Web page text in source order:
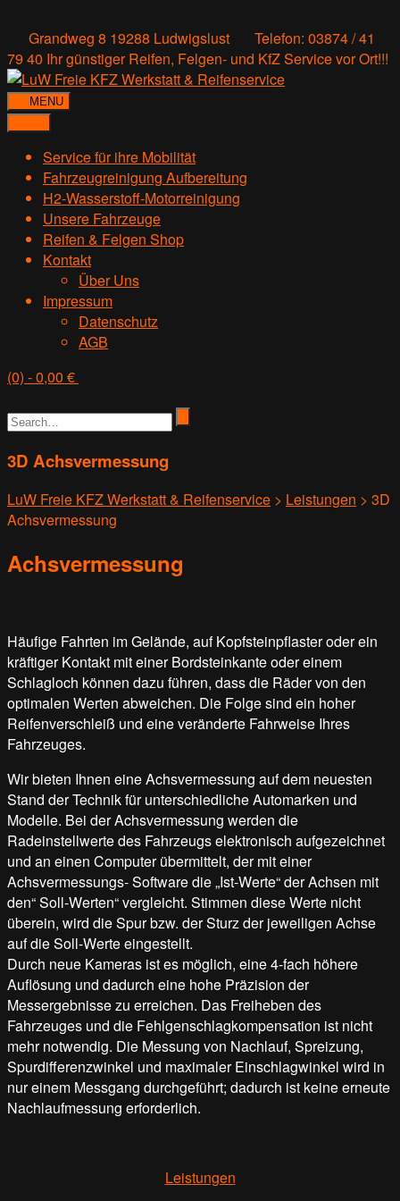
Grandweg 8 19288 Ludwigslust
Telefon: 03874 / 41
79 40 Ihr günstiger Reifen, Felgen- und KfZ Service vor Ort!!!
MENU
Service für ihre Mobilität
Fahrzeugreinigung Aufbereitung
H2-Wasserstoff-Motorreinigung
Unsere Fahrzeuge
Reifen & Felgen Shop
Kontakt
Über Uns
Impressum
Datenschutz
AGB
(0) - 0,00 €
3D Achsvermessung
LuW Freie KFZ Werkstatt & Reifenservice > Leistungen > 3D
Achsvermessung
Achsvermessung
Häufige Fahrten im Gelände, auf Kopfsteinpflaster oder ein
kräftiger Kontakt mit einer Bordsteinkante oder einem
Schlagloch können dazu führen, dass die Räder von den
optimalen Werten abweichen. Die Folge sind ein hoher
Reifenverschleiß und eine veränderte Fahrweise Ihres
Fahrzeuges.
Wir bieten Ihnen eine Achsvermessung auf dem neuesten
Stand der Technik für unterschiedliche Automarken und
Modelle. Bei der Achsvermessung werden die
Radeinstellwerte des Fahrzeugs elektronisch aufgezeichnet
und an einen Computer übermittelt, der mit einer
Achsvermessungs- Software die „Ist-Werte“ der Achsen mit
den“ Soll-Werten“ vergleicht. Stimmen diese Werte nicht
überein, wird die Spur bzw. der Sturz der jeweiligen Achse
auf die Soll-Werte eingestellt.
Durch neue Kameras ist es möglich, eine 4-fach höhere
Auflösung und dadurch eine hohe Präzision der
Messergebnisse zu erreichen. Das Freiheben des
Fahrzeuges und die Fehlgenschlagkompensation ist nicht
mehr notwendig. Die Messung von Nachlauf, Spreizung,
Spurdifferenzwinkel und maximaler Einschlagwinkel wird in
nur einem Messgang durchgeführt; dadurch ist keine erneute
Nachlaufmessung erforderlich.
Leistungen